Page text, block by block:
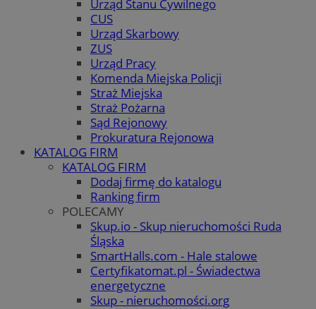
Urząd Stanu Cywilnego
CUS
Urząd Skarbowy
ZUS
Urząd Pracy
Komenda Miejska Policji
Straż Miejska
Straż Pożarna
Sąd Rejonowy
Prokuratura Rejonowa
KATALOG FIRM
KATALOG FIRM
Dodaj firmę do katalogu
Ranking firm
POLECAMY
Skup.io - Skup nieruchomości Ruda
Śląska
SmartHalls.com - Hale stalowe
Certyfikatomat.pl - Świadectwa
energetyczne
Skup - nieruchomości.org